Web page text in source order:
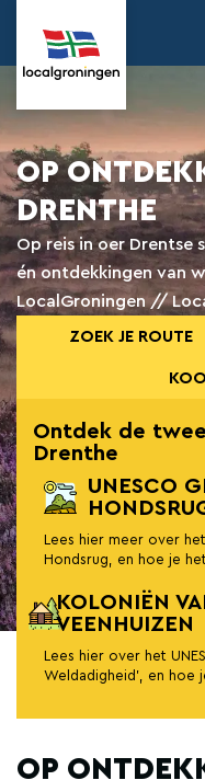
OP
DRENTHE
Op reis in oer Drentse
én ontdekkingen van
LocalGroningen //
ZOEK JE ROUTE
Ontdek de twee
Drenthe
UNESCO
Lees hier meer over
Hondsrug, en hoe je
KOLONIËN
VEENHUIZEN
Lees hier over het
Weldadigheid', en hoe
OP